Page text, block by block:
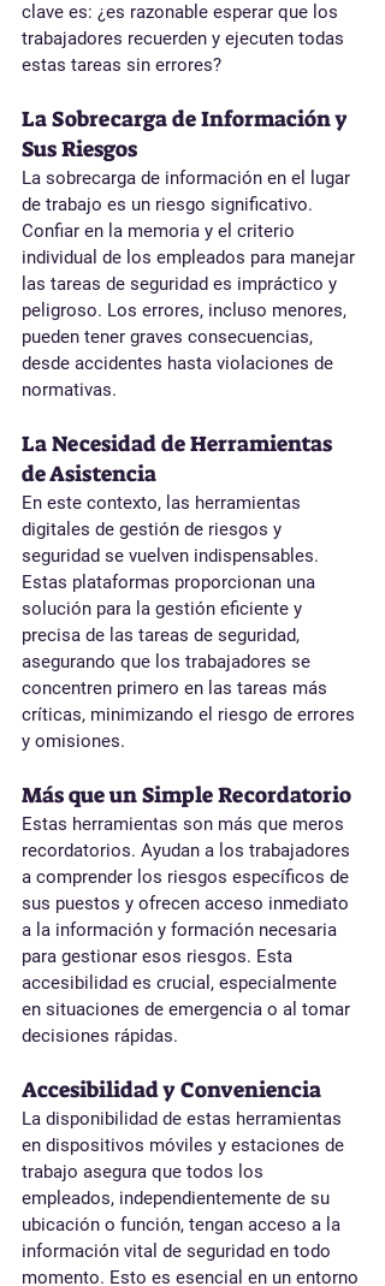
clave es: ¿es razonable esperar que los
trabajadores recuerden y ejecuten todas
estas tareas sin errores?
La Sobrecarga de Información y
Sus Riesgos
La sobrecarga de información en el lugar
de trabajo es un riesgo significativo.
Confiar en la memoria y el criterio
individual de los empleados para manejar
las tareas de seguridad es impráctico y
peligroso. Los errores, incluso menores,
pueden tener graves consecuencias,
desde accidentes hasta violaciones de
normativas.
La Necesidad de Herramientas
de Asistencia
En este contexto, las herramientas
digitales de gestión de riesgos y
seguridad se vuelven indispensables.
Estas plataformas proporcionan una
solución para la gestión eficiente y
precisa de las tareas de seguridad,
asegurando que los trabajadores se
concentren primero en las tareas más
críticas, minimizando el riesgo de errores
y omisiones.
Más que un Simple Recordatorio
Estas herramientas son más que meros
recordatorios. Ayudan a los trabajadores
a comprender los riesgos específicos de
sus puestos y ofrecen acceso inmediato
a la información y formación necesaria
para gestionar esos riesgos. Esta
accesibilidad es crucial, especialmente
en situaciones de emergencia o al tomar
decisiones rápidas.
Accesibilidad y Conveniencia
La disponibilidad de estas herramientas
en dispositivos móviles y estaciones de
trabajo asegura que todos los
empleados, independientemente de su
ubicación o función, tengan acceso a la
información vital de seguridad en todo
momento. Esto es esencial en un entorno